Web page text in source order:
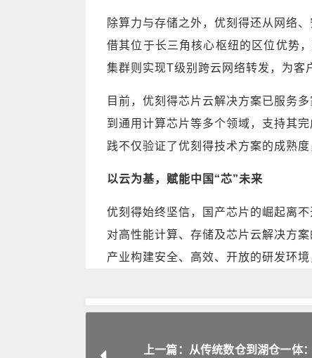
除算力与存储之外，优刻得还从网络
借其位于长三角核心枢纽的区位优势
集群则实现T级别跨云网络转发，为客
目前，优刻得芯片云解决方案已服务
到通用计算芯片等多个领域，支持其
践不仅验证了优刻得技术方案的成熟
以云为基，赋能中国“芯”未来
优刻得始终坚信，国产芯片的崛起离
对高性能计算、存储及芯片云解决方
产业构建安全、高效、开放的研发环
上一篇：从传统数仓到湖仓一体